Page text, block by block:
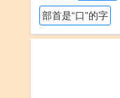
部首是“口”的字